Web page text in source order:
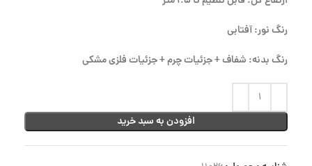
رنگ نور: آفتابی
رنگ بدنه: شفاف + جزئیات چرم + جزئیات فلزی مشکی
افزودن به سبد خرید